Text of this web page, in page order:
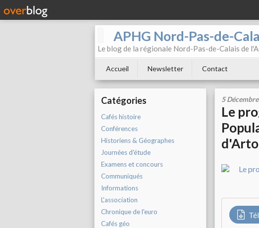
APHG Nord-Pas-de-
Le blog de la régionale Nord-Pas-de-Calais de
Accueil Newsletter Contact
Catégories
Cafés histoire
Conférences
Historiens & Géographes
Journées d'étude
Examens et concours
Communiqués
Informations
L'association
Chronique de l'euro
Cafés géo
5
Le